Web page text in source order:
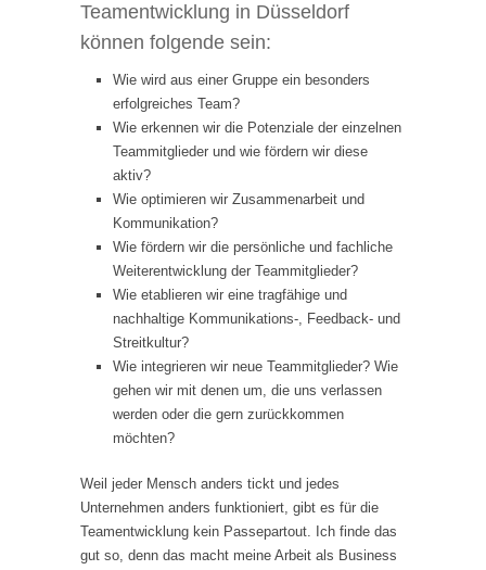
Teamentwicklung in Düsseldorf
können folgende sein:
Wie wird aus einer Gruppe ein besonders
erfolgreiches Team?
Wie erkennen wir die Potenziale der einzelnen
Teammitglieder und wie fördern wir diese
aktiv?
Wie optimieren wir Zusammenarbeit und
Kommunikation?
Wie fördern wir die persönliche und fachliche
Weiterentwicklung der Teammitglieder?
Wie etablieren wir eine tragfähige und
nachhaltige Kommunikations-, Feedback- und
Streitkultur?
Wie integrieren wir neue Teammitglieder? Wie
gehen wir mit denen um, die uns verlassen
werden oder die gern zurückkommen
möchten?
Weil jeder Mensch anders tickt und jedes
Unternehmen anders funktioniert, gibt es für die
Teamentwicklung kein Passepartout. Ich finde das
gut so, denn das macht meine Arbeit als Business